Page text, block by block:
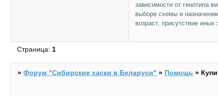
зависимости от генотипа
выборе схемы и
возраст, присутствие
Страница:1
»Форум "Cибирские хаски в Беларуси" » Помощь »